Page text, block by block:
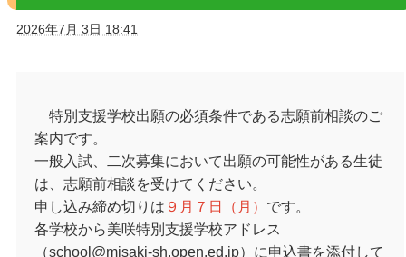
2026年7月 3日 18:41
特別支援学校出願の必須条件である志願前相談のご
案内です。
一般入試、二次募集において出願の可能性がある生徒
は、志願前相談を受けてください。
申し込み締め切りは ９月７日（月） です。
各学校から美咲特別支援学校アドレス
（school@misaki-sh.open.ed.jp）に申込書を添付して